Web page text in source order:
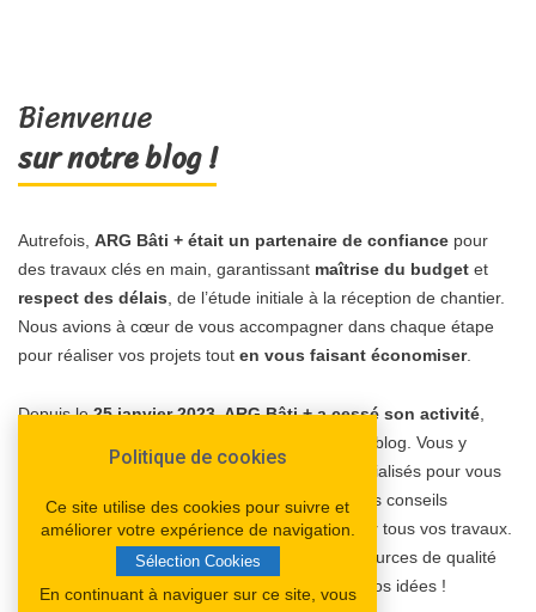
Bienvenue
sur notre blog !
Autrefois, ARG Bâti + était un partenaire de confiance pour
des travaux clés en main, garantissant maîtrise du budget et
respect des délais , de l’étude initiale à la réception de chantier.
Nous avions à cœur de vous accompagner dans chaque étape
pour réaliser vos projets tout en vous faisant économiser.
Depuis le25 janvier 2023, ARG Bâti + a cessé son activité
mais le site perdure aujourd’hui sous forme de blog. Vous y
trouverez désormais des articles riches et spécialisés pour vous
guider dans vos projets de rénovation, avec des conseils
pratiques et des informations utiles pour réussir tous vos travaux.
Explorez notre contenu et découvrez des ressources de qualité
pour vous inspirer et vous aider à concrétiser vos idées !
Politique de cookies
Ce site utilise des cookies pour suivre et
améliorer votre expérience de navigation.
Sélection Cookies
En continuant à naviguer sur ce site, vous